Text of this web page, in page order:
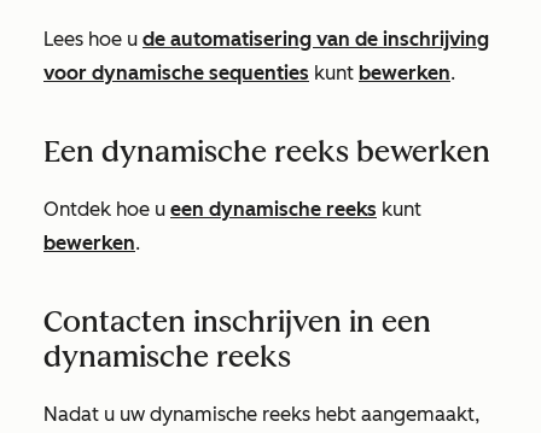
Lees hoe u de automatisering van de inschrijving
voor dynamische sequenties kunt bewerken.
Een dynamische reeks bewerken
Ontdek hoe u een dynamische reeks kunt
bewerken.
Contacten inschrijven in een
dynamische reeks
Nadat u uw dynamische reeks hebt aangemaakt,